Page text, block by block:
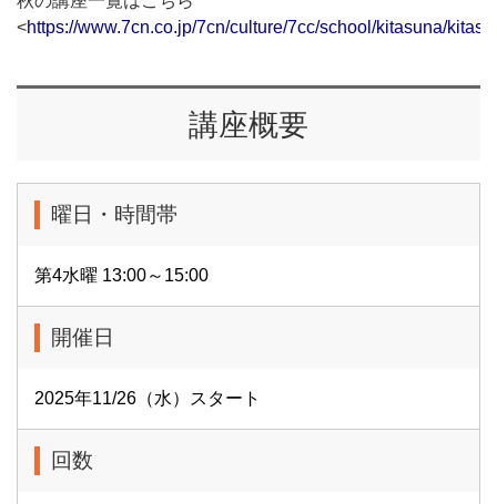
<https://www.7cn.co.jp/7cn/culture/7cc/school/kitasuna/
講座概要
曜日・時間帯
第4水曜 13:00～15:00
開催日
2025年11/26（水）スタート
回数